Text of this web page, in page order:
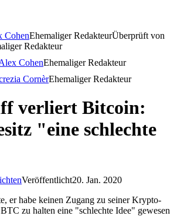
CohenEhemaliger RedakteurÜberprüft von
Redakteur
CohenEhemaliger Redakteur
CornèrEhemaliger Redakteur
verliert Bitcoin:
"eine schlechte
Veröffentlicht20. Jan. 2020
er habe keinen Zugang zu seiner Krypto-
zu halten eine "schlechte Idee" gewesen